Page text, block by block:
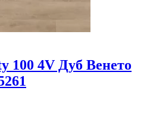
100 4V Дуб Венето